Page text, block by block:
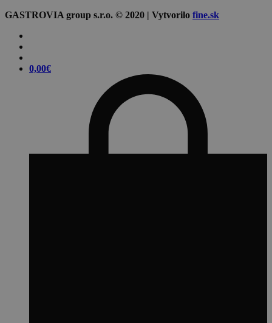
GASTROVIA group s.r.o. © 2020 | Vytvorilo fine.sk
0,00€